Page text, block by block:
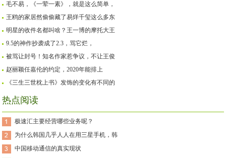
毛不易，《一荤一素》，就是这么简单，
王鸥的家居然偷偷藏了易烊千玺这么多东
明星的收件名都叫啥？王一博的摩托大王
9.5的神作抄袭成了2.3，骂它烂，
被骂让封号！知名作家惹争议，不让王俊
赵丽颖任嘉伦的约定，2020年能排上
《三生三世枕上书》发饰的变化有不同的
热点阅读
极速汇主要经营哪些业务呢？
为什么韩国几乎人人在用三星手机，韩
中国移动通信的真实现状